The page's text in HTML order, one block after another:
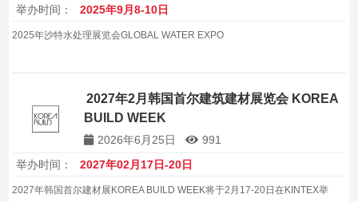
举办时间：
2025年9月8-10日
2025年沙特水处理展览会GLOBAL WATER EXPO
2027年2月韩国首尔建筑建材展览会 KOREA
BUILD WEEK
2026年6月25日
991
举办时间：
2027年02月17日-20日
2027年韩国首尔建材展KOREA BUILD WEEK将于2月17-20日在KINTEX举